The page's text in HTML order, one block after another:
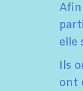
elle
Ils
ont